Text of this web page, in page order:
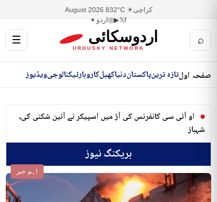
کراچی☀ 32°C
8 August 2026
f
𝕏
▶
◎اردو ▾
⌕ اردوسکائی
URDUSKY NETWORK
☰
صفحہ اولتازہ ترینپاکستاندنیاکھیلکاروبارٹیکنالوجیویڈیوز
او آئی سی کانفرنس کی آڑ میں اسپیکر نے آئین شکنی کی،
شہباز
بریکنگ نیوز
اہم خبر